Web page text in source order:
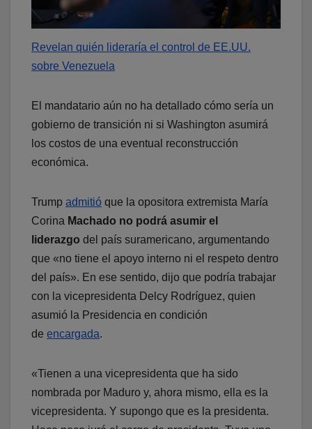
Revelan quién lideraría el control de EE.UU.
sobre Venezuela
El mandatario aún no ha detallado cómo sería un
gobierno de transición ni si Washington asumirá
los costos de una eventual reconstrucción
económica.
Trump admitió que la opositora extremista María
Corina Machado no podrá asumir el
liderazgo del país suramericano, argumentando
que «no tiene el apoyo interno ni el respeto dentro
del país». En ese sentido, dijo que podría trabajar
con la vicepresidenta Delcy Rodríguez, quien
asumió la Presidencia en condición
de encargada.
«Tienen a una vicepresidenta que ha sido
nombrada por Maduro y, ahora mismo, ella es la
vicepresidenta. Y supongo que es la presidenta.